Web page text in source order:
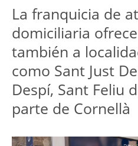
La franquicia de
domiciliaria
también a
como Sant Just
Despí, Sant Feliu
parte de Cornellà